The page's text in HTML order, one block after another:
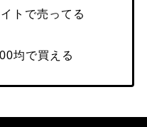
トで売ってる
均で買える